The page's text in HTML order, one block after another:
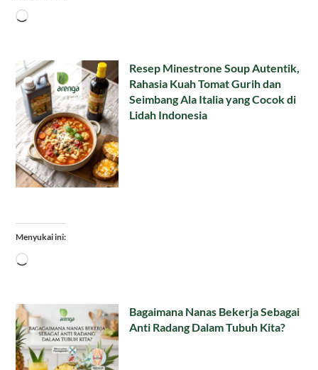
Memuat...
Resep Minestrone Soup Autentik,
Rahasia Kuah Tomat Gurih dan
Seimbang Ala Italia yang Cocok di
Lidah Indonesia
Menyukai ini:
Memuat...
Bagaimana Nanas Bekerja Sebagai
Anti Radang Dalam Tubuh Kita?